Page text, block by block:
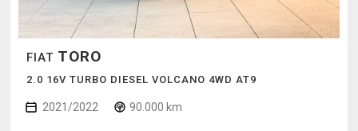
FIAT TORO
2.0 16V TURBO DIESEL VOLCANO 4WD AT9
2021/2022 90.000 km